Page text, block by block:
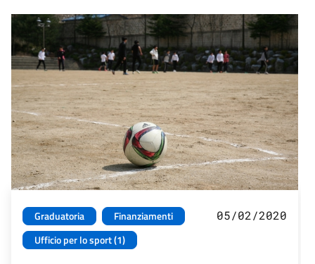
Graduatoria
Finanziamenti
Ufficio per lo sport (1)
05/02/2020